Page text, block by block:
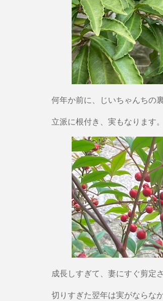
何年か前に、じいちゃんちの
立派に根付き、実もなります。
成長しすぎて、妻にすぐ剪定
切りすぎた翌年は実がならな